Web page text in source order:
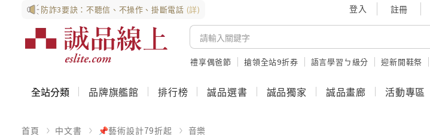
防詐3要訣：不聽信、不操作、掛斷電話 (詳) 登入 註冊
禮享偶爸節 搶領全站9折券 語言學習ㄅ級分 迎新開鞋祭
全站分類 品牌旗艦館 排行榜 誠品選書 誠品獨家 誠品畫廊 活動專區
首頁 中文書 📌藝術設計79折起 音樂